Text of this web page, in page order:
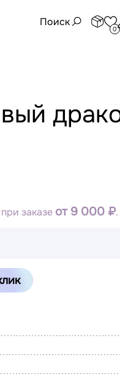
Поиск
0
заказе от 9 000 ₽
в 1 клик